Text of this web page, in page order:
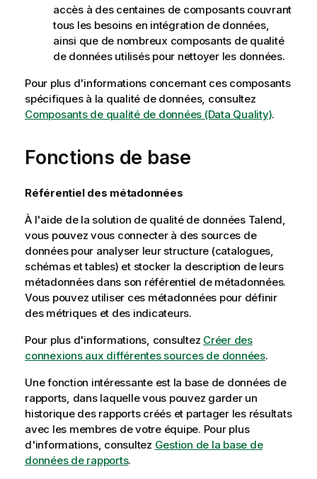
accès à des centaines de composants couvrant
tous les besoins en intégration de données,
ainsi que de nombreux composants de qualité
de données utilisés pour nettoyer les données.
Pour plus d'informations concernant ces composants
spécifiques à la qualité de données, consultez
Composants de qualité de données (Data Quality).
Fonctions de base
Référentiel des métadonnées
À l'aide de la solution de qualité de données Talend,
vous pouvez vous connecter à des sources de
données pour analyser leur structure (catalogues,
schémas et tables) et stocker la description de leurs
métadonnées dans son référentiel de métadonnées.
Vous pouvez utiliser ces métadonnées pour définir
des métriques et des indicateurs.
Pour plus d'informations, consultez Créer des
connexions aux différentes sources de données.
Une fonction intéressante est la base de données de
rapports, dans laquelle vous pouvez garder un
historique des rapports créés et partager les résultats
avec les membres de votre équipe. Pour plus
d'informations, consultez Gestion de la base de
données de rapports.